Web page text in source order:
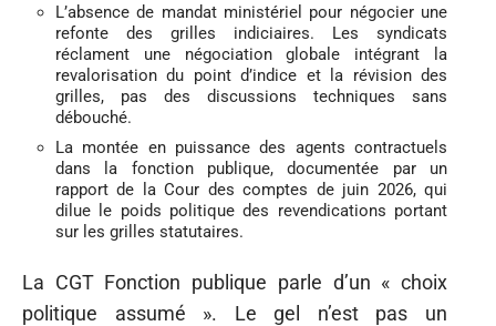
L’absence de mandat ministériel pour négocier une
refonte des grilles indiciaires. Les syndicats
réclament une négociation globale intégrant la
revalorisation du point d’indice et la révision des
grilles, pas des discussions techniques sans
débouché.
La montée en puissance des agents contractuels
dans la fonction publique, documentée par un
rapport de la Cour des comptes de juin 2026, qui
dilue le poids politique des revendications portant
sur les grilles statutaires.
La CGT Fonction publique parle d’un « choix
politique assumé ». Le gel n’est pas un